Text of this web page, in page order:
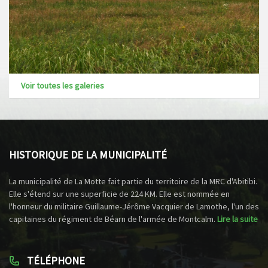
Voir toutes les galeries
HISTORIQUE DE LA MUNICIPALITÉ
La municipalité de La Motte fait partie du territoire de la MRC d'Abitibi.
Elle s'étend sur une superficie de 224 KM. Elle est nommée en
l'honneur du militaire Guillaume-Jérôme Vacquier de Lamothe, l'un des
capitaines du régiment de Béarn de l'armée de Montcalm. Lire la suite
TÉLÉPHONE